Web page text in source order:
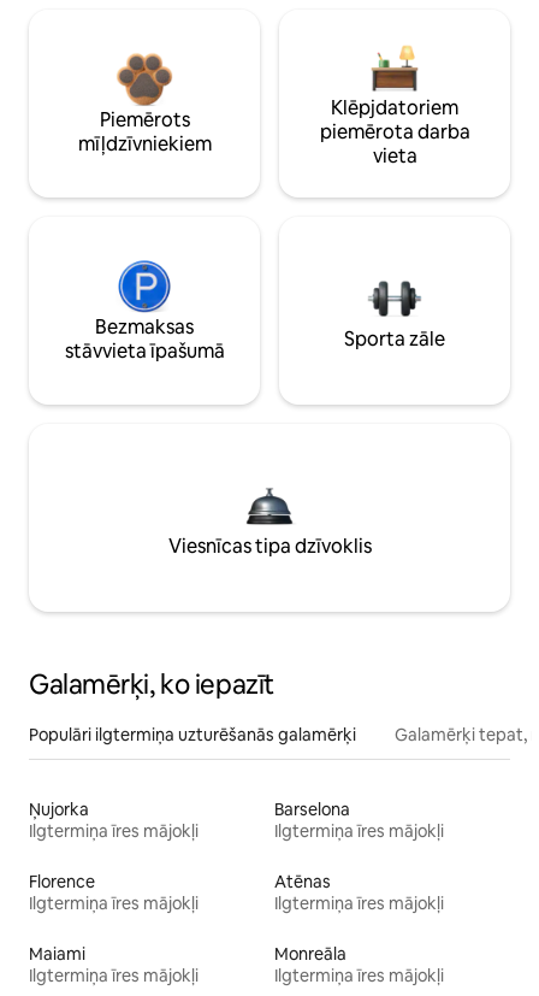
Piemērots
mīļdzīvniekiem
Klēpjdatoriem
piemērota darba
vieta
Bezmaksas
stāvvieta īpašumā
Sporta zāle
Viesnīcas tipa dzīvoklis
Galamērķi, ko iepazīt
Populāri ilgtermiņa uzturēšanās galamērķi Galamērķi tepat,
Ņujorka
Ilgtermiņa īres mājokļi
Barselona
Ilgtermiņa īres mājokļi
Florence
Ilgtermiņa īres mājokļi
Atēnas
Ilgtermiņa īres mājokļi
Maiami
Ilgtermiņa īres mājokļi
Monreāla
Ilgtermiņa īres mājokļi